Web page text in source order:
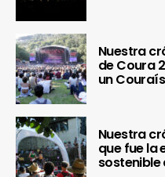
Nuestra
de Coura
un
Nuestra
que fue la
sostenible